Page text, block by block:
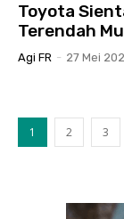
Toyota
Terendah
Agi FR - 27 Mei
1 2 3